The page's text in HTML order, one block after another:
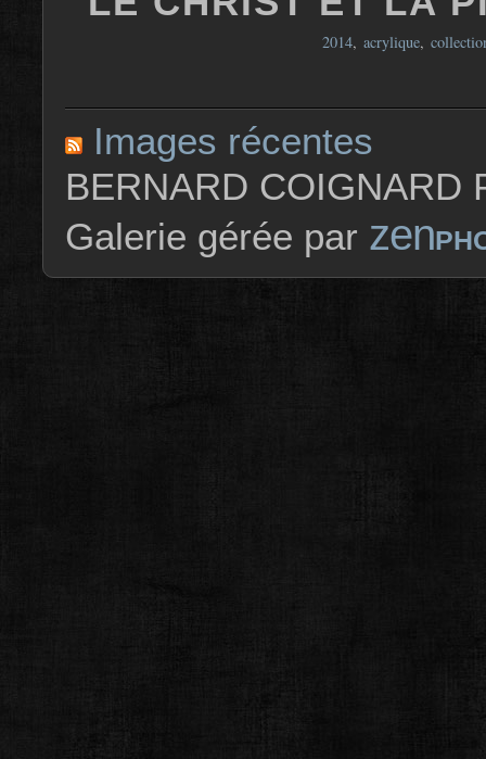
2014, acrylique,
Images récentes
BERNARD COIGNARD
Galerie gérée par zen